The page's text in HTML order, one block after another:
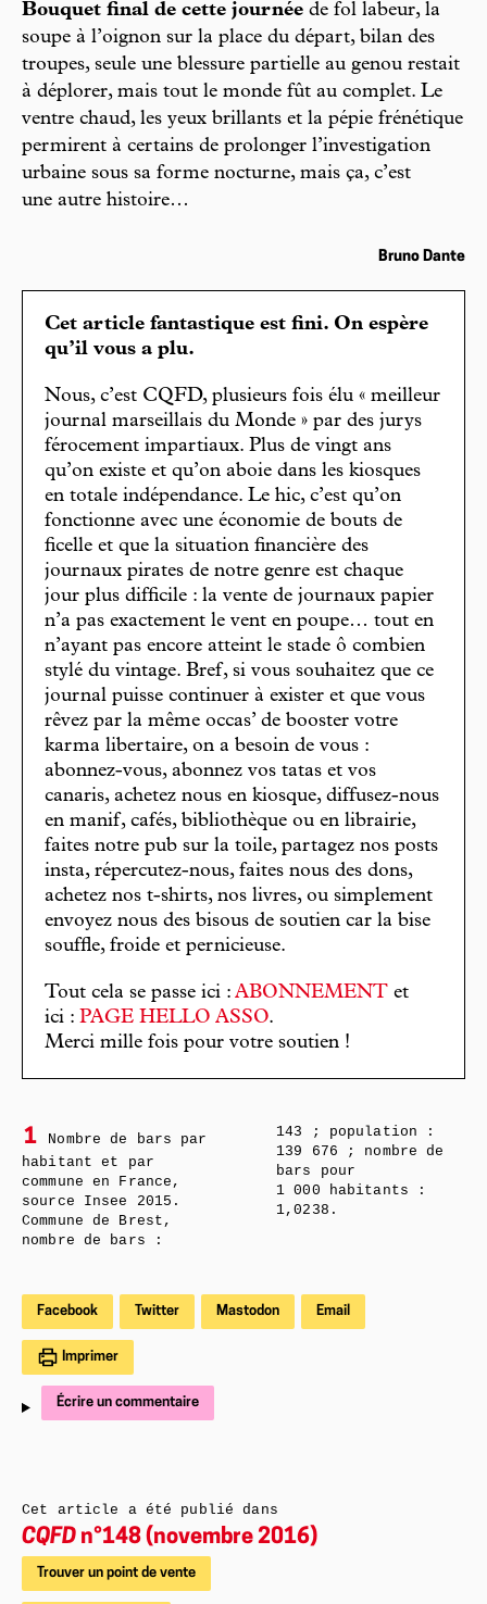
Bouquet final de cette journée de fol labeur, la
soupe à l’oignon sur la place du départ, bilan des
troupes, seule une blessure partielle au genou restait
à déplorer, mais tout le monde fût au complet. Le
ventre chaud, les yeux brillants et la pépie frénétique
permirent à certains de prolonger l’investigation
urbaine sous sa forme nocturne, mais ça, c’est
une autre histoire…
Bruno Dante
Cet article fantastique est fini. On espère
qu’il vous a plu.
Nous, c’est CQFD, plusieurs fois élu « meilleur
journal marseillais du Monde » par des jurys
férocement impartiaux. Plus de vingt ans
qu’on existe et qu’on aboie dans les kiosques
en totale indépendance. Le hic, c’est qu’on
fonctionne avec une économie de bouts de
ficelle et que la situation financière des
journaux pirates de notre genre est chaque
jour plus difficile : la vente de journaux papier
n’a pas exactement le vent en poupe… tout en
n’ayant pas encore atteint le stade ô combien
stylé du vintage. Bref, si vous souhaitez que ce
journal puisse continuer à exister et que vous
rêvez par la même occas’ de booster votre
karma libertaire, on a besoin de vous :
abonnez-vous, abonnez vos tatas et vos
canaris, achetez nous en kiosque, diffusez-nous
en manif, cafés, bibliothèque ou en librairie,
faites notre pub sur la toile, partagez nos posts
insta, répercutez-nous, faites nous des dons,
achetez nos t-shirts, nos livres, ou simplement
envoyez nous des bisous de soutien car la bise
souffle, froide et pernicieuse.
Tout cela se passe ici : ABONNEMENT et
ici : PAGE HELLO ASSO.
Merci mille fois pour votre soutien !
1
Nombre de bars par
habitant et par
commune en France,
source Insee 2015.
Commune de Brest,
nombre de bars :
143 ; population :
139 676 ; nombre de
bars pour
1 000 habitants :
1,0238.
Facebook Twitter Mastodon Email
Imprimer
Écrire un commentaire
Cet article a été publié dans
CQFD n°148 (novembre 2016)
Trouver un point de vente